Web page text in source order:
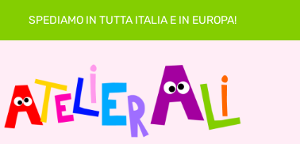
SPEDIAMO IN TUTTA ITALIA E IN EUROPA!